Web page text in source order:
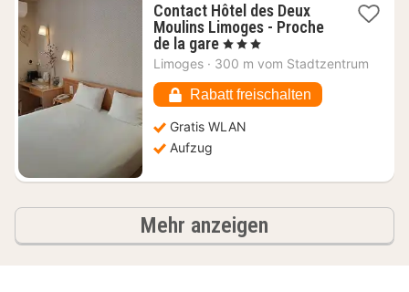
Contact Hôtel des Deux
Moulins Limoges - Proche
de la gare1
Nacht
69,54
€
, 3 Sterne
Limoges · 300 m vom Stadtzentrum
Rabatt freischalten
Gratis WLAN
Aufzug
Mehr anzeigen